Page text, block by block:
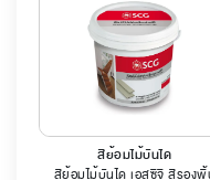
สีย้อมไม้บันได
สีย้อมไม้บันได เอสซีจี สีรอง